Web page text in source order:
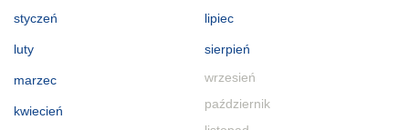
styczeń
luty
marzec
kwiecień
lipiec
sierpień
wrzesień
październik